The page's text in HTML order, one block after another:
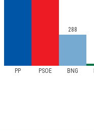
PP PSOE BNG
288